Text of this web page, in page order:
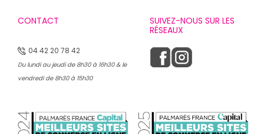
CONTACT
04 42 20 78 42
Du lundi au jeudi de 8h30 à 16h30 & le
vendredi de 8h30 à 15h30
SUIVEZ-NOUS SUR LES
RÉSEAUX